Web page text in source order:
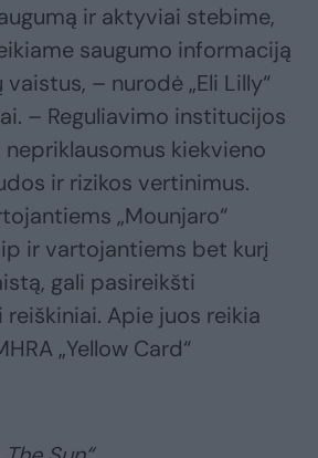
ir aktyviai stebime,
saugumo informaciją
– nurodė „Eli Lilly“
– Reguliavimo institucijos
kiekvieno
ir rizikos vertinimus.
„Mounjaro“
ir vartojantiems bet kurį
gali pasireikšti
Apie juos reikia
„Yellow Card“